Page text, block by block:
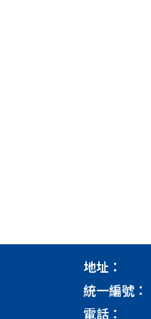
地址：
統一編號：
電話：